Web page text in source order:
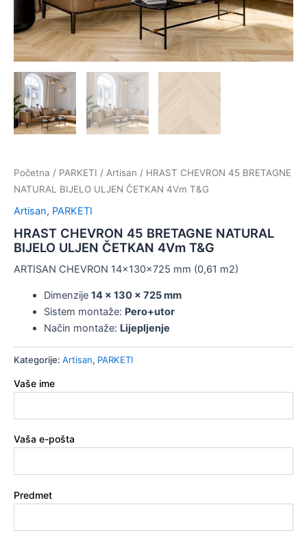
Početna / PARKETI / Artisan / HRAST CHEVRON 45 BRETAGNE
NATURAL BIJELO ULJEN ČETKAN 4Vm T&G
Artisan, PARKETI
HRAST CHEVRON 45 BRETAGNE NATURAL
BIJELO ULJEN ČETKAN 4Vm T&G
ARTISAN CHEVRON 14x130x725 mm (0,61 m2)
Dimenzije 14 x 130 x 725 mm
Sistem montaže: Pero+utor
Način montaže: Lijepljenje
Kategorije: Artisan, PARKETI
Vaše ime
Vaša e-pošta
Predmet